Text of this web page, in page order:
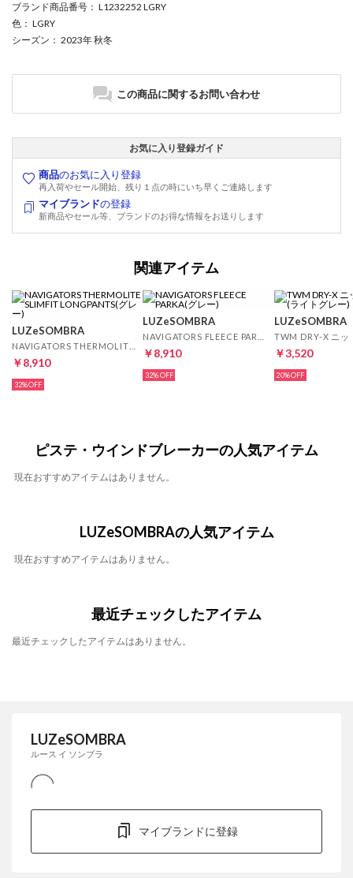
ブランド商品番号 ： L1232252 LGRY
色 ： LGRY
シーズン ： 2023年 秋冬
この商品に関するお問い合わせ
お気に入り登録ガイド
商品のお気に入り登録
再入荷やセール開始、残り１点の時にいち早くご連絡します
マイブランドの登録
新商品やセール等、ブランドのお得な情報をお送りします
関連アイテム
LUZeSOMBRA
￥8,910
32%
LUZeSOMBRA
￥8,910
32%
LUZeSOMBRA
￥3,520
20%
ピステ・ウインドブレーカーの人気アイテム
現在おすすめアイテムはありません。
LUZeSOMBRAの人気アイテム
現在おすすめアイテムはありません。
最近チェックしたアイテム
最近チェックしたアイテムはありません。
LUZeSOMBRA
ルース イ ソンブラ
マイブランドに登録